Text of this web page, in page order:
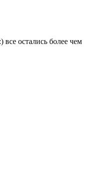
остались более чем